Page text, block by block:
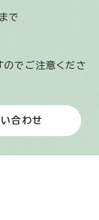
で
のでご注意くださ
合わせ